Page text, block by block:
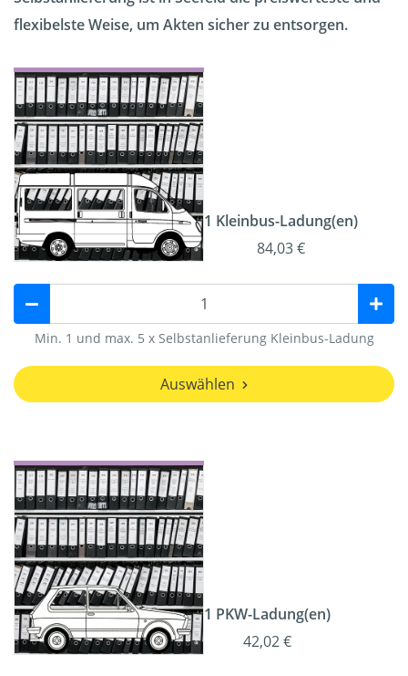
flexibelste Weise, um Akten sicher zu entsorgen.
1 Kleinbus-Ladung(en)
84,03 €
Min. 1 und max. 5 x Selbstanlieferung Kleinbus-Ladung
Auswählen
1 PKW-Ladung(en)
42,02 €